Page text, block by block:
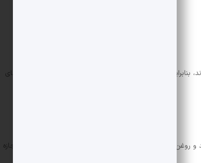
بنابراین باید یک تابه بزرگ انتخاب کنید که بتوانید تمام تکه های
و کره را به آن اضافه کنید. تابه را روی حرارت بگذارید و اجازه